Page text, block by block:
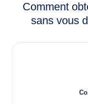
Commandez
Visa Office vous
Sélectionnez
Comment
sans vous